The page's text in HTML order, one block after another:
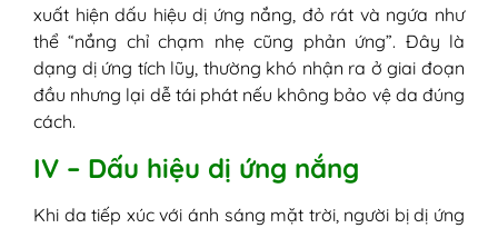
xuất hiện dấu hiệu dị ứng nắng, đỏ rát và ngứa như
thể “nắng chỉ chạm nhẹ cũng phản ứng”. Đây là
dạng dị ứng tích lũy, thường khó nhận ra ở giai đoạn
đầu nhưng lại dễ tái phát nếu không bảo vệ da đúng
cách.
IV – Dấu hiệu dị ứng nắng
Khi da tiếp xúc với ánh sáng mặt trời, người bị dị ứng